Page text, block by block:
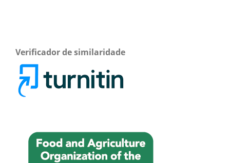
Verificador de similaridade